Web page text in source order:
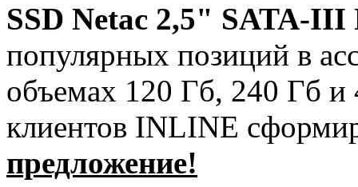
SSD Netac 2,5" SATA-III
популярных позиций в
объемах 120 Гб, 240 Гб
клиентов INLINE
предложение!